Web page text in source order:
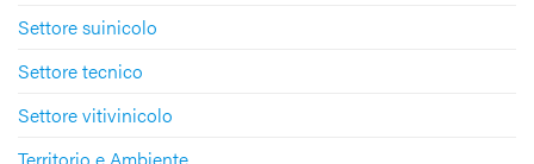
Settore suinicolo
Settore tecnico
Settore vitivinicolo
Territorio e Ambiente